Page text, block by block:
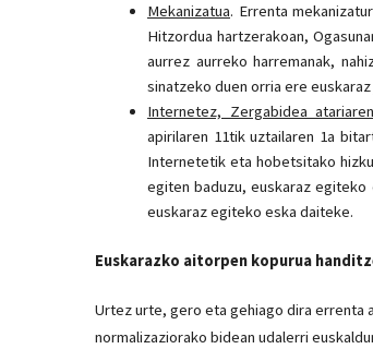
Mekanizatua. Errenta
Hitzordua hartzerakoan,
aurrez aurreko harremanak,
sinatzeko duen orria ere
Internetez, Zergabidea
apirilaren 11tik uztailaren 1a
Internetetik eta hobetsitako
egiten baduzu, euskaraz
euskaraz egiteko eska daiteke.
Euskarazko aitorpen kopurua
Urtez urte, gero eta gehiago dira errenta
normalizaziorako bidean udalerri